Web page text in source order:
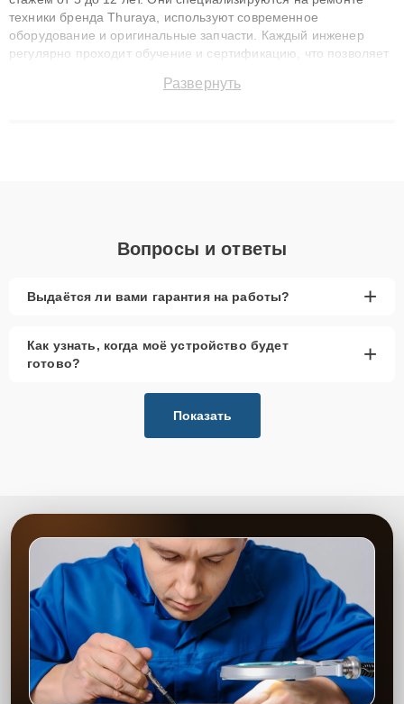
техники бренда Thuraya, используют современное
оборудование и оригинальные запчасти. Каждый инженер
регулярно проходит обучение и сертификацию, что позволяет
технику с сохранением гарантии до 3 лет. Наши мастера
Развернуть
Вопросы и ответы
Выдаётся ли вами гарантия на работы? +
Как узнать, когда моё устройство будет
готово?
+
Показать